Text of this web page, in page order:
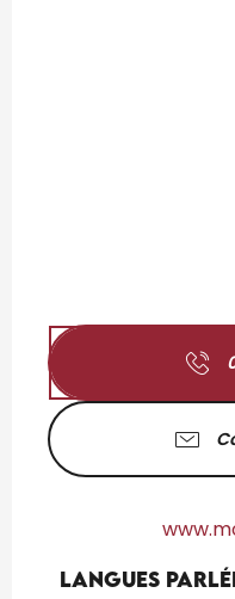
Langues
Langues